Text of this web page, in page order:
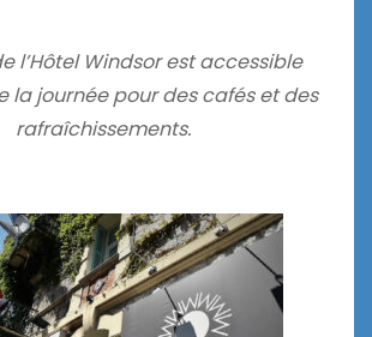
l’Hôtel Windsor est accessible
la journée pour des cafés et des
rafraîchissements.